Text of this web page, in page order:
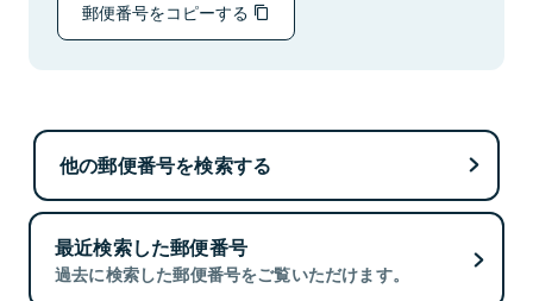
郵便番号をコピーする
他の郵便番号を検索する
最近検索した郵便番号
過去に検索した郵便番号をご覧いただけます。